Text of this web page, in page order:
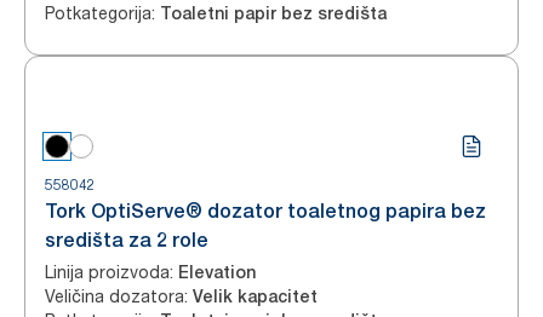
Potkategorija: Toaletni papir bez središta
558042
Tork OptiServe® dozator toaletnog papira bez
središta za 2 role
Linija proizvoda: Elevation
Veličina dozatora: Velik kapacitet